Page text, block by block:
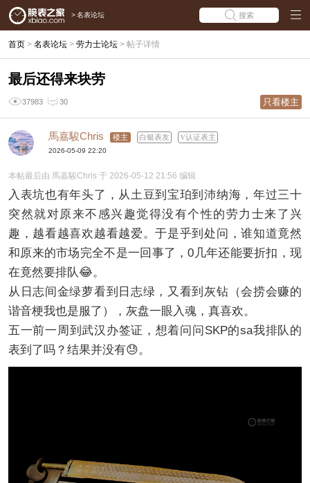
> 名表论坛 搜索
首页 > 名表论坛 > 劳力士论坛 > 帖子详情
最后还得来块劳
37983 30 只看楼主
馬嘉駿Chris 楼主 白银表友 认证表主
2026-05-09 22:20
本帖最后由 馬嘉駿Chris 于 2026-05-12 21:56 编辑
入表坑也有年头了，从土豆到宝珀到沛纳海，年过三十
突然就对原来不感兴趣觉得没有个性的劳力士来了兴
趣，越看越喜欢越看越爱。于是乎到处问，谁知道竟然
和原来的市场完全不是一回事了，0几年还能要折扣，现
在竟然要排队😂。
从日志间金绿萝看到日志绿，又看到灰钻（会捞会赚的
谐音梗我也是服了），灰盘一眼入魂，真喜欢。
五一前一周到武汉办签证，想着问问SKP的sa我排队的
表到了吗？结果并没有😓。